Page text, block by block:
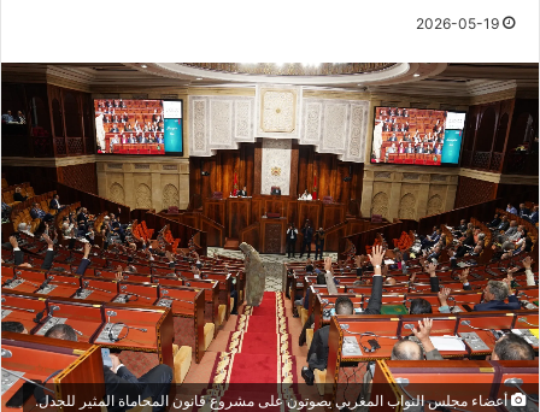
2026-05-19
أعضاء مجلس النواب المغربي يصوتون على مشروع قانون المحاماة المثير للجدل.